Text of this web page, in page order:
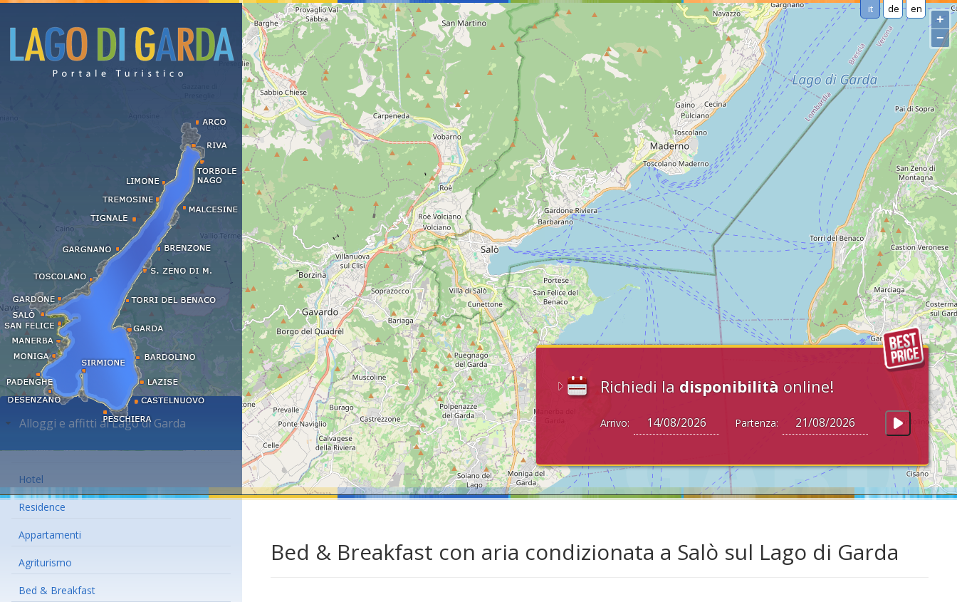
it de en
Richiedi la disponibilità online!
Arrivo: Partenza:
+
−
Alloggi e affitti al Lago di Garda
Hotel
Residence
Appartamenti
Agriturismo
Bed & Breakfast
Bed & Breakfast con aria condizionata a Salò sul Lago di Garda